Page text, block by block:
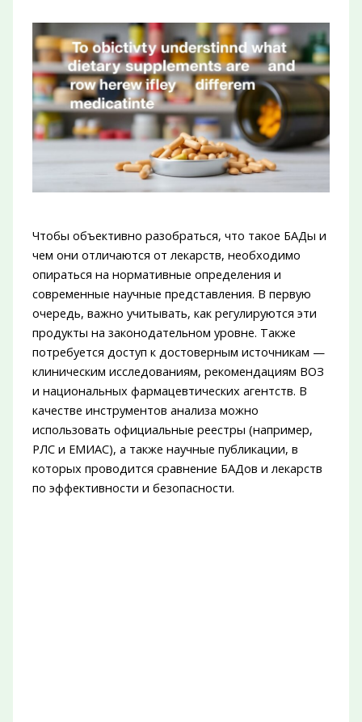
Чтобы объективно разобраться, что такое БАДы и
чем они отличаются от лекарств, необходимо
опираться на нормативные определения и
современные научные представления. В первую
очередь, важно учитывать, как регулируются эти
продукты на законодательном уровне. Также
потребуется доступ к достоверным источникам —
клиническим исследованиям, рекомендациям ВОЗ
и национальных фармацевтических агентств. В
качестве инструментов анализа можно
использовать официальные реестры (например,
РЛС и ЕМИАС), а также научные публикации, в
которых проводится сравнение БАДов и лекарств
по эффективности и безопасности.